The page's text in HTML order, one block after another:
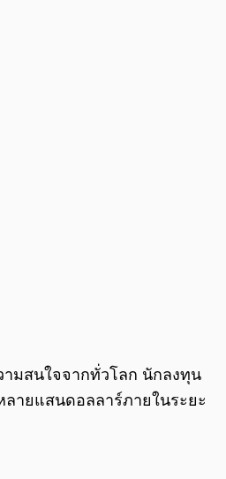
วามสนใจจากทั่วโลก นักลงทุน
ายแสนดอลลาร์ภายในระยะ